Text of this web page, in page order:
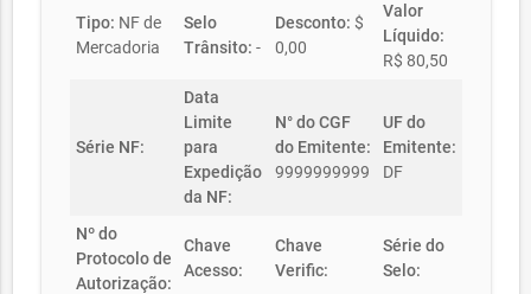
Tipo: NF de
Mercadoria
Selo
Trânsito: -
Desconto: $
0,00
Valor
Líquido:
R$ 80,50
Série NF:
Data
Limite
para
Expedição
da NF:
N° do CGF
do Emitente:
9999999999
UF do
Emitente:
DF
Nº do
Protocolo de
Autorização:
Chave
Acesso:
Chave
Verific:
Série do
Selo: